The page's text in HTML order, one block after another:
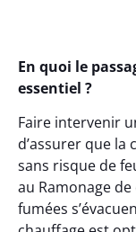
En quoi le
essentiel ?
Faire intervenir
d’assurer que
sans risque de
au Ramonage
fumées